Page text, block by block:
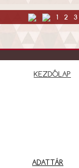
1 2 3
KEZDŐLAP
ADATTÁR